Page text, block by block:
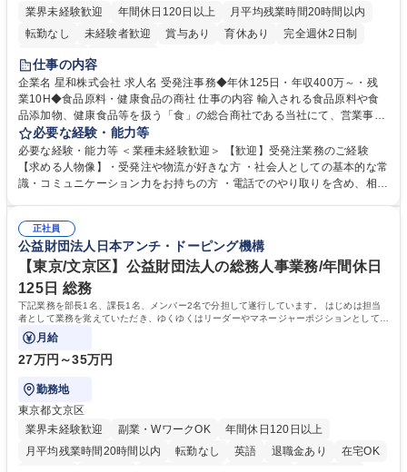
業界未経験歓迎
年間休日120日以上
月平均残業時間20時間以内
転勤なし
未経験者歓迎 賞与あり 育休あり
完全週休2日制
交通費支給
仕事の内容
企業名 星和株式会社 求人名 受発注事務◆年休125日・年収400万～・残
業10H◆食品原料・健康食品の商社 仕事の内容 輸入される食品原料や食
品添加物、健康食品等を扱う「食」の総合商社である当社にて、営業事務
として営業サポートや書類作成、データ入力、電話対応などの業務をお任
せします。 ・受注／出荷指示／売上管理／仕入管理／在庫管理／お客様や
倉庫と電話確認など、販売に関わる事務、営業サポートをお願いします。
・入社後は商品について覚えることから始め、先輩社員OJTと共に業務を
万～・残業10H◆食品原料・健康食品の商社
必要な経験・能力等
必要な経験・能力等 ＜業種未経験歓迎＞ 【歓迎】受発注業務のご経験
【求める人物像】・受発注や物流が好きな方 ・社会人としての基本的な常
識・コミュニケーション力をお持ちの方 ・電話でのやり取りを含め、相手
演算ができる方 ・業務ルールや指示を理解し、行動できる方 学歴・資格
学歴：大学院 大学 短大 語学力： 資格：
正社員
公益財団法人日本アンチ・ドーピング機構
【東京/文京区】公益財団法人の総務人事業務/年間休日
125日 総務
下記業務を部長1名、課長1名、メンバー2名で分担して遂行しています。 はじめは担当
者として業務を覚えていただき、ゆくゆくはリーダーやマネージャーポジションとして活
躍いただくことを期待しています。
月給
27万円～35万円
勤務地
東京都文京区
業界未経験歓迎
副業・WワークOK
年間休日120日以上
月平均残業時間20時間以内
転勤なし 英語 退職金あり
在宅OK